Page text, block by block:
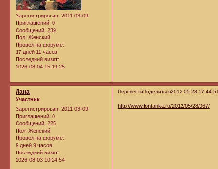
Зарегистрирован: 2011-03-09
Приглашений: 0
Сообщений: 239
Пол: Женский
Провел на форуме:
17 дней 11 часов
Последний визит:
2026-08-04 15:19:25
ПеревестиПоделиться2012-05-28
Лана
Участник
Зарегистрирован: 2011-03-09
Приглашений: 0
Сообщений: 225
Пол: Женский
Провел на форуме:
9 дней 9 часов
Последний визит:
2026-08-03 10:24:54
http://www.fontanka.ru/2012/05/28/067/